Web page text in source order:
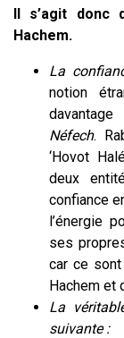
Il s’agit donc
Hachem.
La
notion
davantage
Néfech.
‘Hovot
deux
confiance
l’énergie
ses
car ce
Hachem et
La
suivante :